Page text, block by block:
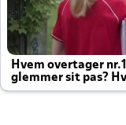
Hvem overtager
glemmer sit pas?
altid til efter